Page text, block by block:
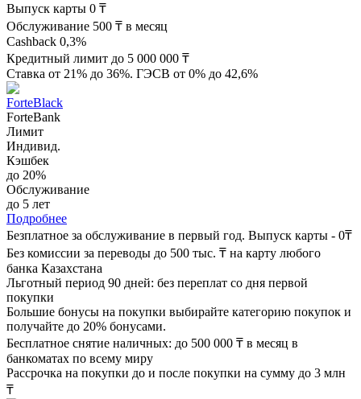
Выпуск карты 0 ₸
Обслуживание 500 ₸ в месяц
Cashback 0,3%
Кредитный лимит до 5 000 000 ₸
Ставка от 21% до 36%. ГЭСВ от 0% до 42,6%
ForteBlack
ForteBank
Лимит
Индивид.
Кэшбек
до 20%
Обслуживание
до 5 лет
Подробнее
Безплатное за обслуживание в первый год. Выпуск карты - 0₸
Без комиссии за переводы до 500 тыс. ₸ на карту любого
банка Казахстана
Льготный период 90 дней: без переплат со дня первой
покупки
Большие бонусы на покупки выбирайте категорию покупок и
получайте до 20% бонусами.
Бесплатное снятие наличных: до 500 000 ₸ в месяц в
банкоматах по всему миру
Рассрочка на покупки до и после покупки на сумму до 3 млн
₸